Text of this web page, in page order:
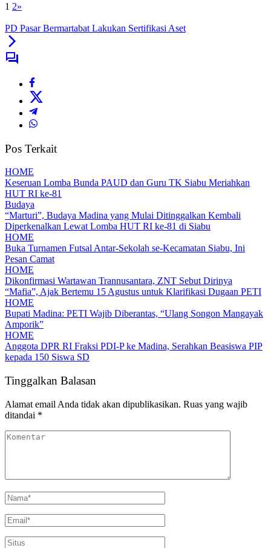
1 2»
PD Pasar Bermartabat Lakukan Sertifikasi Aset
Pos Terkait
HOME
Keseruan Lomba Bunda PAUD dan Guru TK Siabu Meriahkan
HUT RI ke-81
Budaya
“Marturi”, Budaya Madina yang Mulai Ditinggalkan Kembali
Diperkenalkan Lewat Lomba HUT RI ke-81 di Siabu
HOME
Buka Turnamen Futsal Antar-Sekolah se-Kecamatan Siabu, Ini
Pesan Camat
HOME
Dikonfirmasi Wartawan Trannusantara, ZNT Sebut Dirinya
“Mafia”, Ajak Bertemu 15 Agustus untuk Klarifikasi Dugaan PETI
HOME
Bupati Madina: PETI Wajib Diberantas, “Ulang Songon Mangayak
Amporik”
HOME
Anggota DPR RI Fraksi PDI-P ke Madina, Serahkan Beasiswa PIP
kepada 150 Siswa SD
Tinggalkan Balasan
Alamat email Anda tidak akan dipublikasikan. Ruas yang wajib
ditandai *